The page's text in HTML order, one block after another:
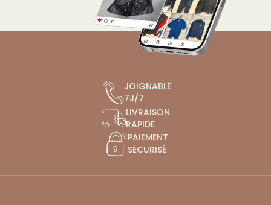
JOIGNABLE
7J/7
LIVRAISON
RAPIDE
PAIEMENT
SÉCURISÉ